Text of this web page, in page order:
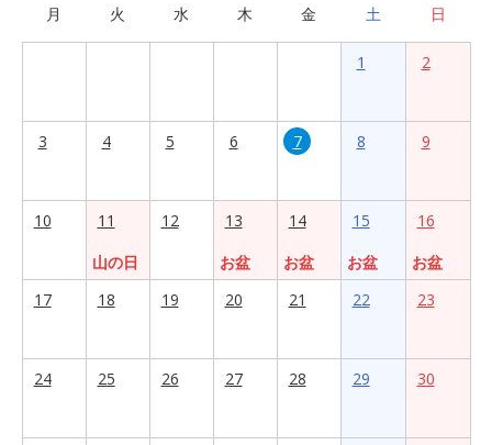
月 火 水 木 金 土 日
1 2
3 4 5 6 7 8 9
10
11
山の日
12
13
お盆
14
お盆
15
お盆
16
お盆
17
18 19 20 21 22 23
24 25 26 27 28 29 30